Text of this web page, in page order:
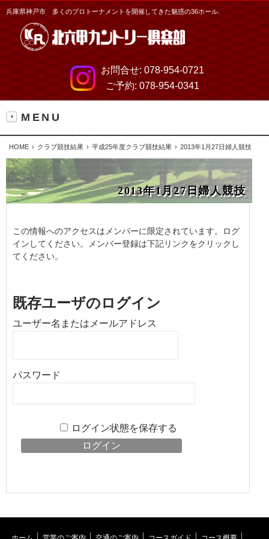
兵庫県神戸市 多くのプロトーナメントを開催してきた魅惑の36ホール.
お問合せ: 078-954-0721
ご予約: 078-954-0341
MENU
HOME クラブ競技結果 平成25年度クラブ競技結果 2013年1月27日婦人競技
2013年1月27日婦人競技
この情報へのアクセスはメンバーに限定されています。ログ
インしてください。メンバー登録は下記リンクをクリックし
てください。
既存ユーザのログイン
ユーザー名またはメールアドレス
パスワード
ログイン状態を保存する
ホーム 営業のご案内 交通のご案内 コースガイド コース概要